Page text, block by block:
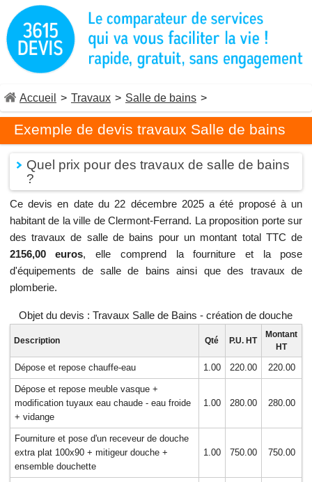
Accueil > Travaux > Salle de bains >
Exemple de devis travaux Salle de bains
Quel prix pour des travaux de salle de bains
?
Ce devis en date du 22 décembre 2025 a été proposé à un
habitant de la ville de Clermont-Ferrand. La proposition porte sur
des travaux de salle de bains pour un montant total TTC de
2156,00 euros, elle comprend la fourniture et la pose
d'équipements de salle de bains ainsi que des travaux de
plomberie.
Objet du devis : Travaux Salle de Bains - création de douche
Description Qté P.U. HT
Montant
HT
Dépose et repose chauffe-eau 1.00 220.00 220.00
Dépose et repose meuble vasque +
modification tuyaux eau chaude - eau froide
+ vidange
1.00 280.00 280.00
Fourniture et pose d'un receveur de douche
extra plat 100x90 + mitigeur douche +
ensemble douchette
1.00 750.00 750.00